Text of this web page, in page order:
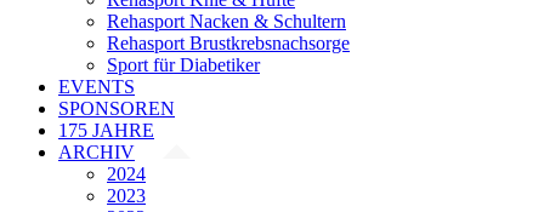
Rehasport Nacken & Schultern
Rehasport Brustkrebsnachsorge
Sport für Diabetiker
EVENTS
SPONSOREN
175 JAHRE
ARCHIV
2024
2023